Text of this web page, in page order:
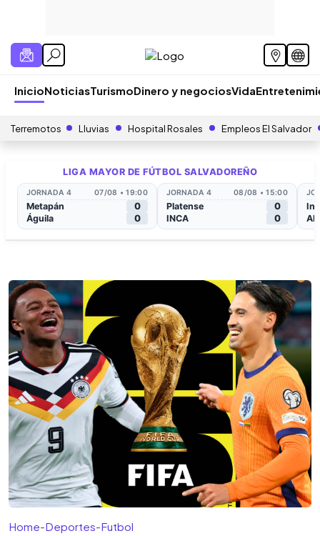
InicioNoticiasTurismoDinero y negociosVida
Terremotos Lluvias Hospital Rosales Empleos El Salvador
Home-Deportes-Futbol